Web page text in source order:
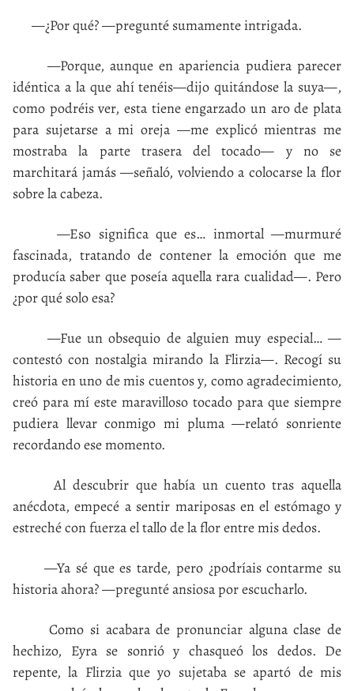
—¿Por qué? —pregunté sumamente intrigada.
—Porque, aunque en apariencia pudiera parecer
idéntica a la que ahí tenéis—dijo quitándose la suya—,
como podréis ver, esta tiene engarzado un aro de plata
para sujetarse a mi oreja —me explicó mientras me
mostraba la parte trasera del tocado— y no se
marchitará jamás —señaló, volviendo a colocarse la flor
sobre la cabeza.
—Eso significa que es… inmortal —murmuré
fascinada, tratando de contener la emoción que me
producía saber que poseía aquella rara cualidad—. Pero
¿por qué solo esa?
—Fue un obsequio de alguien muy especial… —
contestó con nostalgia mirando la Flirzia—. Recogí su
historia en uno de mis cuentos y, como agradecimiento,
creó para mí este maravilloso tocado para que siempre
pudiera llevar conmigo mi pluma —relató sonriente
recordando ese momento.
Al descubrir que había un cuento tras aquella
anécdota, empecé a sentir mariposas en el estómago y
estreché con fuerza el tallo de la flor entre mis dedos.
—Ya sé que es tarde, pero ¿podríais contarme su
historia ahora? —pregunté ansiosa por escucharlo.
Como si acabara de pronunciar alguna clase de
hechizo, Eyra se sonrió y chasqueó los dedos. De
repente, la Flirzia que yo sujetaba se apartó de mis